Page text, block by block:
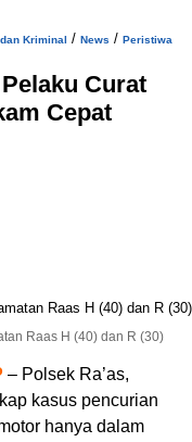
Kriminal / News / Peristiwa
Curat
Cepat
Raas H (40) dan R (30)
– Polsek Ra’as,
kasus pencurian
hanya dalam